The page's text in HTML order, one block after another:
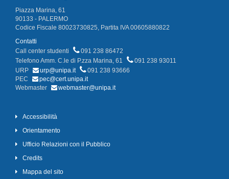
Piazza Marina, 61
90133 - PALERMO
Codice Fiscale 80023730825, Partita IVA 00605880822
Contatti
Call center studenti
091 238 86472
Telefono Amm. C.le di P.zza Marina, 61
091 238 93011
URP
urp@unipa.it
091 238 93666
PEC
pec@cert.unipa.it
Webmaster
webmaster@unipa.it
Accessibilità
Orientamento
Ufficio Relazioni con il Pubblico
Credits
Mappa del sito